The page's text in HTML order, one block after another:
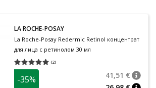
LA ROCHE-POSAY
La Roche-Posay Redermic Retinol концентрат
для лица с ретинолом 30 мл
(2)
Средняя оценка 5.00
-35% 41,51 €